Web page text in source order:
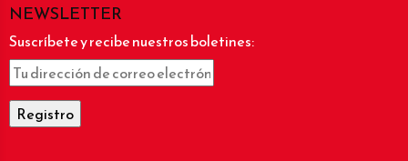
NEWSLETTER
Suscríbete y recibe nuestros boletines: